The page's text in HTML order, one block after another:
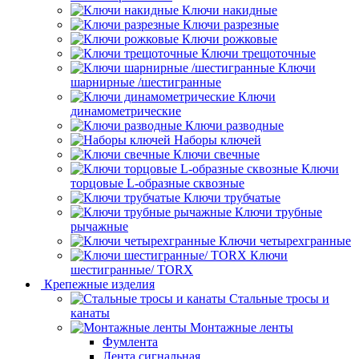
Ключи накидные
Ключи разрезные
Ключи рожковые
Ключи трещоточные
Ключи
шарнирные /шестигранные
Ключи
динамометрические
Ключи разводные
Наборы ключей
Ключи свечные
Ключи
торцовые L-образные сквозные
Ключи трубчатые
Ключи трубные
рычажные
Ключи четырехгранные
Ключи
шестигранные/ TORX
Крепежные изделия
Стальные тросы и
канаты
Монтажные ленты
Фумлента
Лента сигнальная